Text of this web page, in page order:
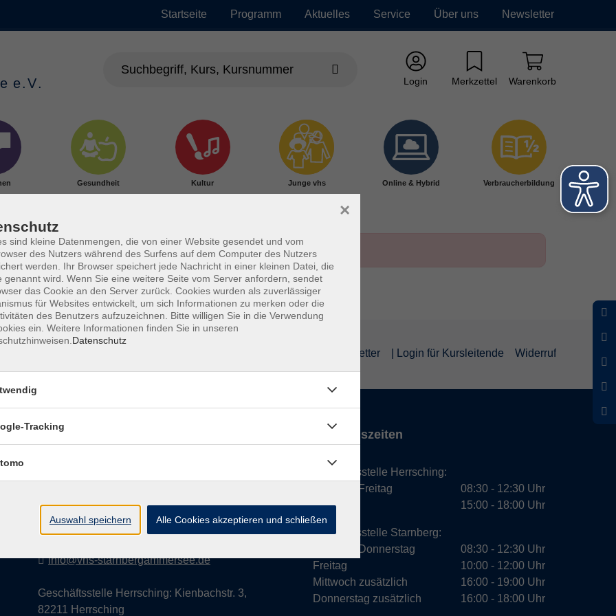
Startseite Programm Aktuelles Service Über uns Newsletter
Login Merkzettel Warenkorb
Gesundheit Kultur Junge vhs Online & Hybrid Verbraucherbildung
Newsletter | Login für Kursleitende Widerruf
Kontakt
Geschäftsstelle Starnberg: Bahnhofplatz 14,
info@vhs-starnbergammersee.de
Geschäftsstelle Herrsching: Kienbachstr. 3,
82211 Herrsching
Öffnungszeiten
Geschäftsstelle Herrsching:
Montag - Freitag
Dienstag
08:30 - 12:30 Uhr
15:00 - 18:00 Uhr
Geschäftsstelle Starnberg:
Montag - Donnerstag
Freitag
Mittwoch zusätzlich
Donnerstag zusätzlich
08:30 - 12:30 Uhr
10:00 - 12:00 Uhr
16:00 - 19:00 Uhr
16:00 - 18:00 Uhr
sind kleine Datenmengen, die von einer Website gesendet und vom
des Nutzers während des Surfens auf dem Computer des Nutzers
werden. Ihr Browser speichert jede Nachricht in einer kleinen Datei, die
genannt wird. Wenn Sie eine weitere Seite vom Server anfordern, sendet
das Cookie an den Server zurück. Cookies wurden als zuverlässiger
für Websites entwickelt, um sich Informationen zu merken oder die
des Benutzers aufzuzeichnen. Bitte willigen Sie in die Verwendung
ein. Weitere Informationen finden Sie in unseren
Datenschutz
×
Tracking
Auswahl speichern Alle Cookies akzeptieren und schließen